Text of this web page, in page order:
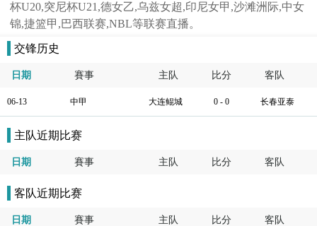
杯U20,突尼杯U21,德女乙,乌兹女超,印尼女甲,沙滩洲际,中女
锦,捷篮甲,巴西联赛,NBL等联赛直播。
交锋历史
日期 賽事 主队 比分 客队
06-13 中甲 大连鲲城 0 - 0 长春亚泰
主队近期比赛
日期 賽事 主队 比分 客队
客队近期比赛
日期 賽事 主队 比分 客队